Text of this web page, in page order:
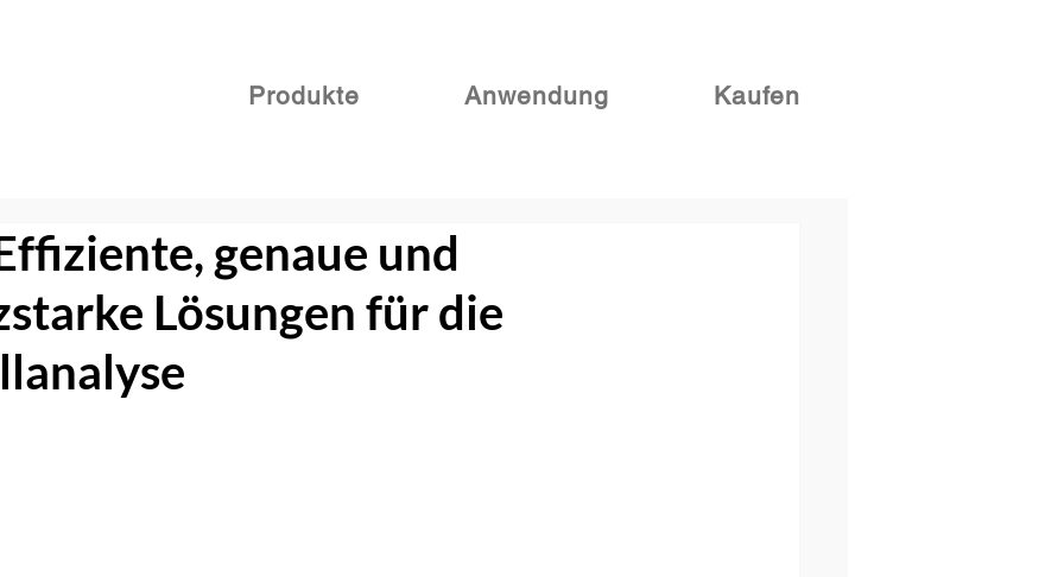
Produkte Anwendung Kaufen
genaue und
Lösungen für die